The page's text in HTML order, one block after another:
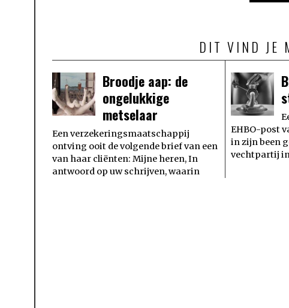
DIT VIND JE
Broodje aap: de
ongelukkige
metselaar
Een verzekeringsmaatschappij
ontving ooit de volgende brief van een
van haar cliënten: Mijne heren, In
antwoord op uw schrijven, waarin
EHBO-post
in zijn been
vechtpartij